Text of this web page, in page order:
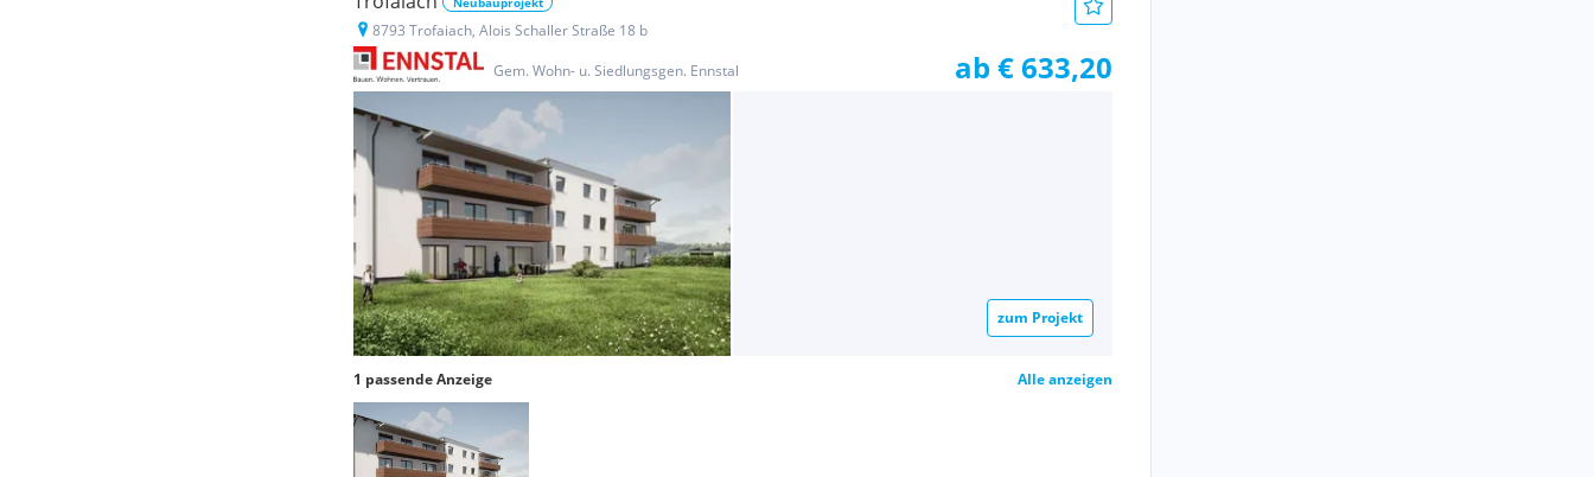
8793 Trofaiach, Alois Schaller Straße 18 b
Gem. Wohn- u. Siedlungsgen. Ennstal
ab € 633,20
zum Projekt
1 passende Anzeige Alle anzeigen